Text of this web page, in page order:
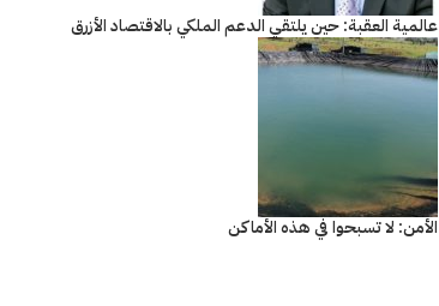
عالمية العقبة: حين يلتقي الدعم الملكي بالاقتصاد الأزرق
الأمن: لا تسبحوا في هذه الأماكن